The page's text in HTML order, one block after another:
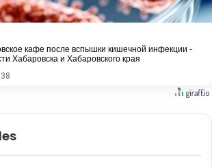
кафе после вспышки кишечной инфекции -
Хабаровска и Хабаровского края
38